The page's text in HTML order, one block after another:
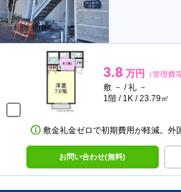
3.8 万円 （管理費
敷 － / 礼 －
1階 / 1K / 23.79㎡
敷金礼金ゼロで初期費用が軽減。外
お問い合わせ(無料)